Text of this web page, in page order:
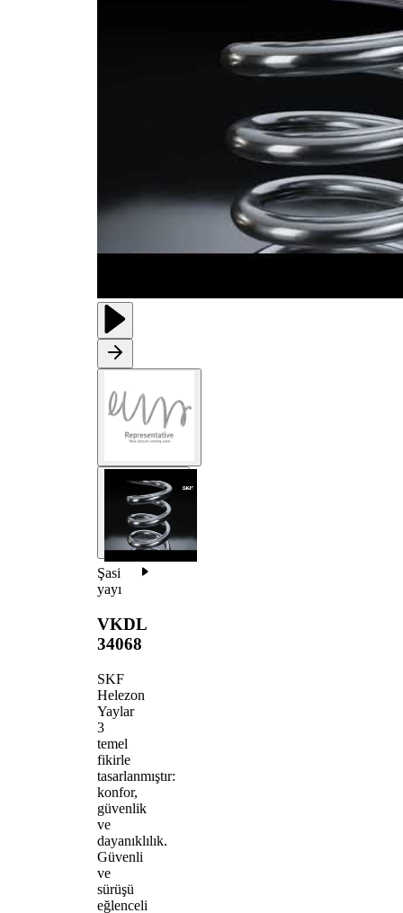
Şasi
yayı
VKDL
34068
SKF
Helezon
Yaylar
3
temel
fikirle
tasarlanmıştır:
konfor,
güvenlik
ve
dayanıklılık.
Güvenli
ve
sürüşü
eğlenceli